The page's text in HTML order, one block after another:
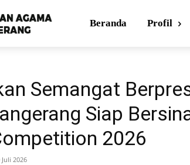
Beranda Profil
Semangat
Siap
2026
Juli 2026